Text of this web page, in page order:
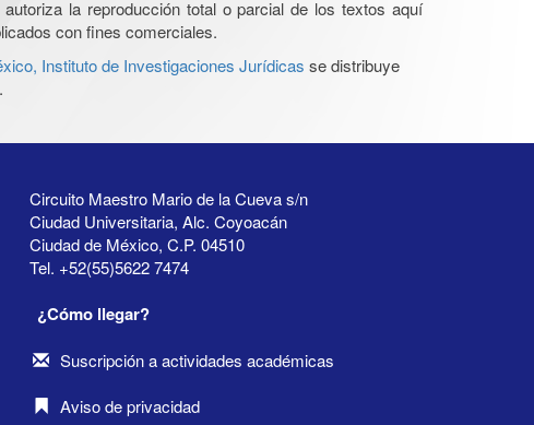
la reproducción total o parcial de los textos aquí
con fines comerciales.
Instituto de Investigaciones Jurídicas se distribuye
.
Circuito Maestro Mario de la Cueva s/n
Ciudad Universitaria, Alc. Coyoacán
Ciudad de México, C.P. 04510
Tel. +52(55)5622 7474
¿Cómo llegar?
Suscripción a actividades académicas
Aviso de privacidad